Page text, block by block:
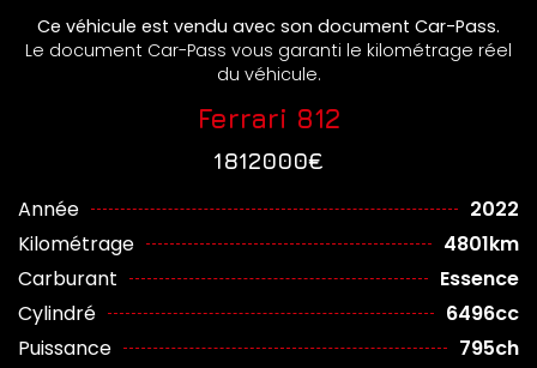
Ce véhicule est vendu avec son document Car-Pass.
Le document Car-Pass vous garanti le kilométrage réel
du véhicule.
Ferrari 812
1812000€
Année
2022
Kilométrage
4801km
Carburant
Essence
Cylindré
6496cc
Puissance
795ch